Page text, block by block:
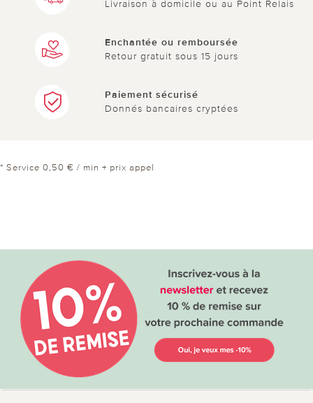
Livraison à domicile ou au Point Relais
Enchantée ou remboursée
Retour gratuit sous 15 jours
Paiement sécurisé
Donnés bancaires cryptées
* Service 0,50 € / min + prix appel